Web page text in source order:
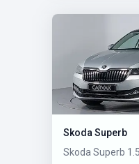
Skoda Superb
Skoda Superb